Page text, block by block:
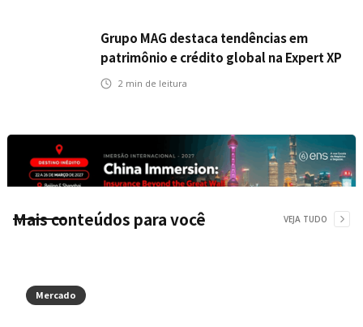
Grupo MAG destaca tendências em
patrimônio e crédito global na Expert XP
20262 min de leitura
Mais conteúdos para você VEJA TUDO
Mercado